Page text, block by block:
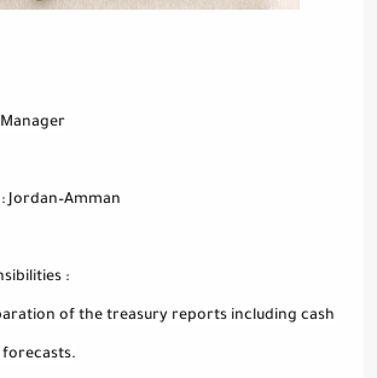
Jordan–Amman
:
of the treasury reports including cash